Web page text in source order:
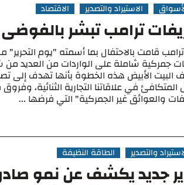
الاستيراد والتصدير الاقتصاد
ترامب تبشر بالفوضى
ترامب قامت بالاحتفال بما أسمته "يوم
جمركية شاملة على الواردات من العديد من
الأبيض هذه الخطوة بأنها تهدف إلى
المتكافئ في علاقاتنا التجارية الثنائية،
والعوائق غير الجمركية" التي فرضها ...
والتصدير الطاقة النظيفة
جديد يكشف عن نمو